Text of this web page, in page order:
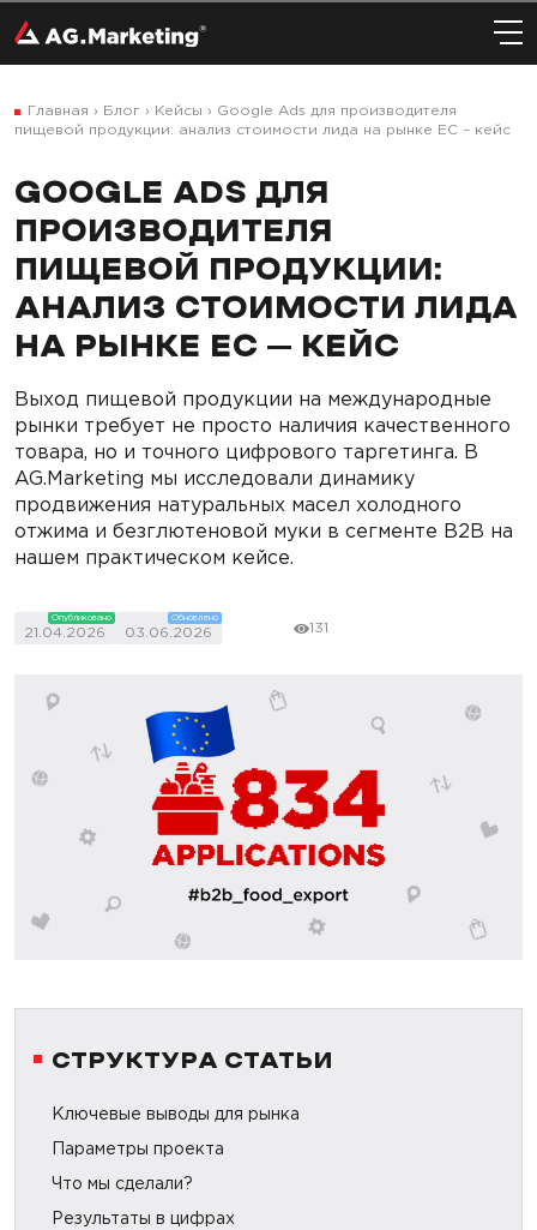
Главная › Блог › Кейсы › Google Ads для производителя
пищевой продукции: анализ стоимости лида на рынке ЕС – кейс
GOOGLE ADS ДЛЯ
ПРОИЗВОДИТЕЛЯ
ПИЩЕВОЙ ПРОДУКЦИИ:
АНАЛИЗ СТОИМОСТИ ЛИДА
НА РЫНКЕ ЕС – КЕЙС
Выход пищевой продукции на международные
рынки требует не просто наличия качественного
товара, но и точного цифрового таргетинга. В
AG.Marketing мы исследовали динамику
продвижения натуральных масел холодного
отжима и безглютеновой муки в сегменте B2B на
нашем практическом кейсе.
21.04.2026
Опубликовано
03.06.2026
Обновлено
131
СТРУКТУРА СТАТЬИ
Ключевые выводы для рынка
Параметры проекта
Что мы сделали?
Результаты в цифрах